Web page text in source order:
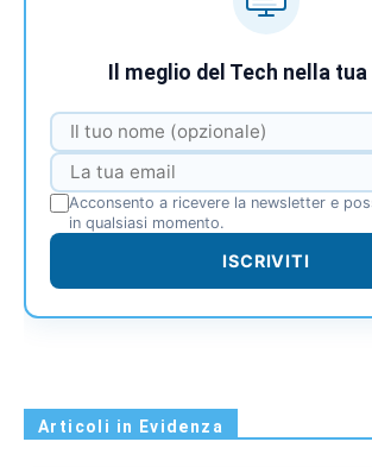
Il meglio del Tech nella tua
Acconsento a ricevere la newsletter e
in qualsiasi momento.
ISCRIVITI
Articoli in Evidenza